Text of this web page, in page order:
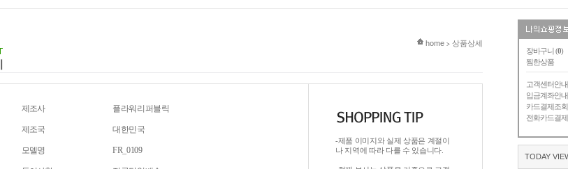
장바구니 (0)
찜한상품
고객센터안내
입금계좌안내
카드결제조회
전화카드결제
TODAY
현재 위치
home > 상품상세
제조사 플라워리퍼블릭
제조국 대한민국
모델명 FR_0109
-제품 이미지와 실제 상품은 계절이
나 지역에 따라 다를 수 있습니다.